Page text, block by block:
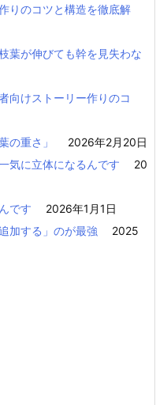
りのコツと構造を徹底解
葉が伸びても幹を見失わな
向けストーリー作りのコ
の重さ」
2026年2月20日
気に立体になるんです
20
です
2026年1月1日
加する」のが最強
2025